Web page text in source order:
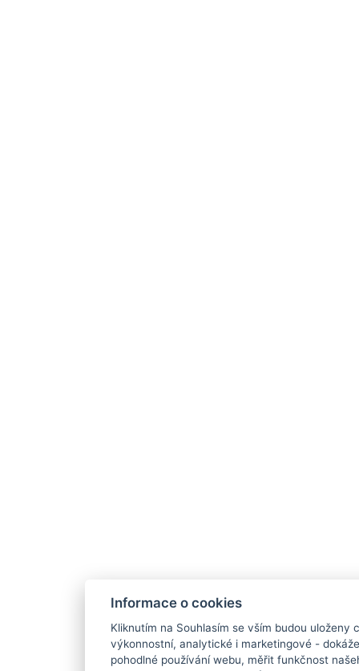
Informace o cookies
Kliknutím na Souhlasím se vším budou uloženy
výkonnostní, analytické i marketingové -
pohodlné používání webu, měřit funkčnost